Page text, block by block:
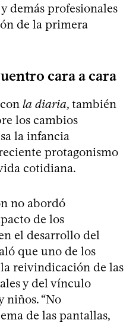
demás profesionales
de la primera
cara a cara
la diaria, también
los cambios
la infancia
protagonismo
cotidiana.
no abordó
de los
el desarrollo del
que uno de los
reivindicación de las
y del vínculo
niños. “No
de las pantallas,